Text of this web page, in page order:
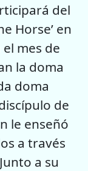
del
Horse’ en
mes de
la doma
doma
de
le enseñó
a través
a su